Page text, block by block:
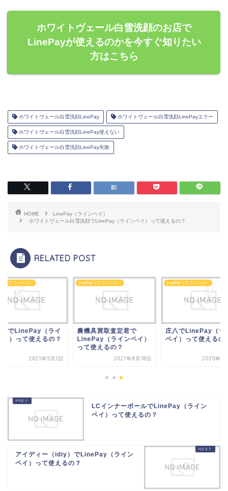
ホワイトヴェール白雪洗顔のお店で
LinePayが使えるのかを今すぐ知りたい
方はこちら
ホワイトヴェール白雪洗顔LinePay ホワイトヴェール白雪洗顔LinePayエラー
ホワイトヴェール白雪洗顔LinePay使えない
ホワイトヴェール白雪洗顔LinePay失敗
HOME
LinePay（ラインペイ）
ホワイトヴェール白雪洗顔でLinePay（ラインペイ）って使えるの？
RELATED POST
（ラインペイ）
でLinePay（ライ
イ）って使えるの？
2021年5月1日
LinePay（ラインペイ）
農機具買取査定君で
LinePay（ラインペイ）
って使えるの？
2021年8月18日
LinePay（ラインペイ）
庄八でLinePay（ラ
ペイ）って使えるの
2020年11
LCインナーボールでLinePay（ライン
ペイ）って使えるの？
アイディー（idiy）でLinePay（ライン
ペイ）って使えるの？